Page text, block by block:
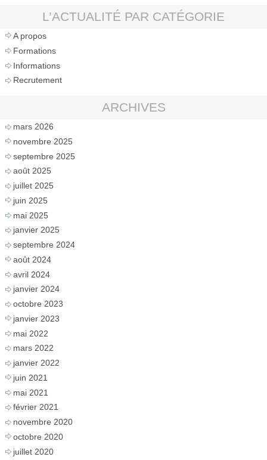
L’ACTUALITÉ PAR CATÉGORIE
A propos
Formations
Informations
Recrutement
ARCHIVES
mars 2026
novembre 2025
septembre 2025
août 2025
juillet 2025
juin 2025
mai 2025
janvier 2025
septembre 2024
août 2024
avril 2024
janvier 2024
octobre 2023
janvier 2023
mai 2022
mars 2022
janvier 2022
juin 2021
mai 2021
février 2021
novembre 2020
octobre 2020
juillet 2020